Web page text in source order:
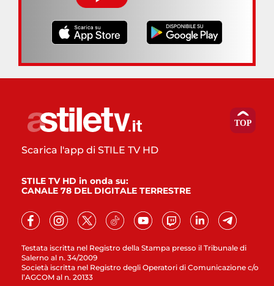
Testata iscritta nel Registro della Stampa presso il Tribunale di
Salerno al n. 34/2009
Società iscritta nel Registro degli Operatori di Comunicazione c/o
l’AGCOM al n. 20133
Scarica l'app di STILE TV HD
STILE TV HD in onda su:
CANALE 78 DEL DIGITALE TERRESTRE